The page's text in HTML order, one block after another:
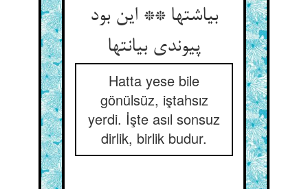
بی‏اشتها ** این بود
پیوندی بی‏انتها
Hatta yese bile
gönülsüz, iştahsız
yerdi. İşte asıl sonsuz
dirlik, birlik budur.